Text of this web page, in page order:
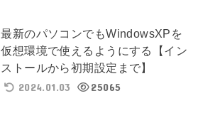
最新のパソコンでもWindowsXPを
仮想環境で使えるようにする【イン
ストールから初期設定まで】
2024.01.03
25065